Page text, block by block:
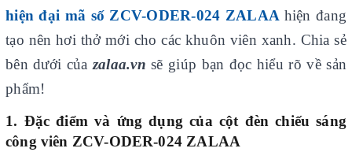
hiện đại mã số ZCV-ODER-024 ZALAA hiện đang
tạo nên hơi thở mới cho các khuôn viên xanh. Chia sẻ
bên dưới của zalaa.vn sẽ giúp bạn đọc hiểu rõ về sản
phẩm!
1. Đặc điểm và ứng dụng của cột đèn chiếu sáng
công viên ZCV-ODER-024 ZALAA